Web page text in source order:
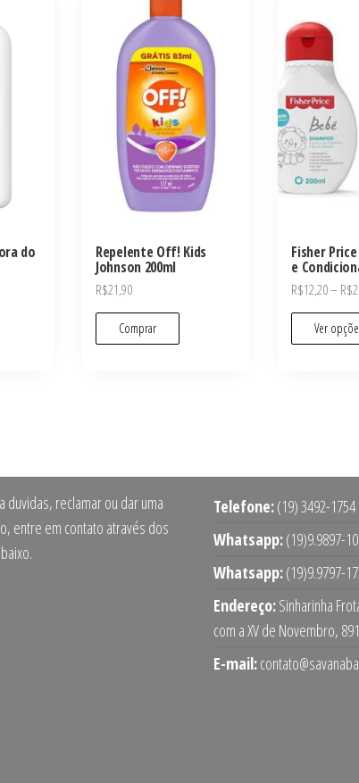
do Repelente Off! Kids
Johnson 200ml
R$21,90
Comprar
Fisher
e
R$12,20– R$
Ver
duvidas, reclamar ou dar uma
entre em contato através dos
Telefone:(19) 3492-1754
Whatsapp:(19)9.9897-
Whatsapp:(19)9.9797-
Endereço:Sinharinha
com a XV de Novembro,
E-mail: